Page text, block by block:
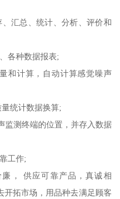
汇总、统计、分析、评价和
各种数据报表;
和计算，自动计算感觉噪声
统计数据换算;
监测终端的位置，并存入数据
工作;
， 供应可靠产品，真诚相
开拓市场，用品种去满足顾客